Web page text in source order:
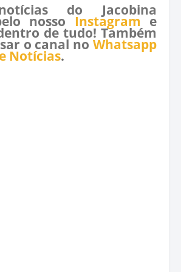
do Jacobina
nosso Instagram e
de tudo! Também
o canal no Whatsapp
Notícias.